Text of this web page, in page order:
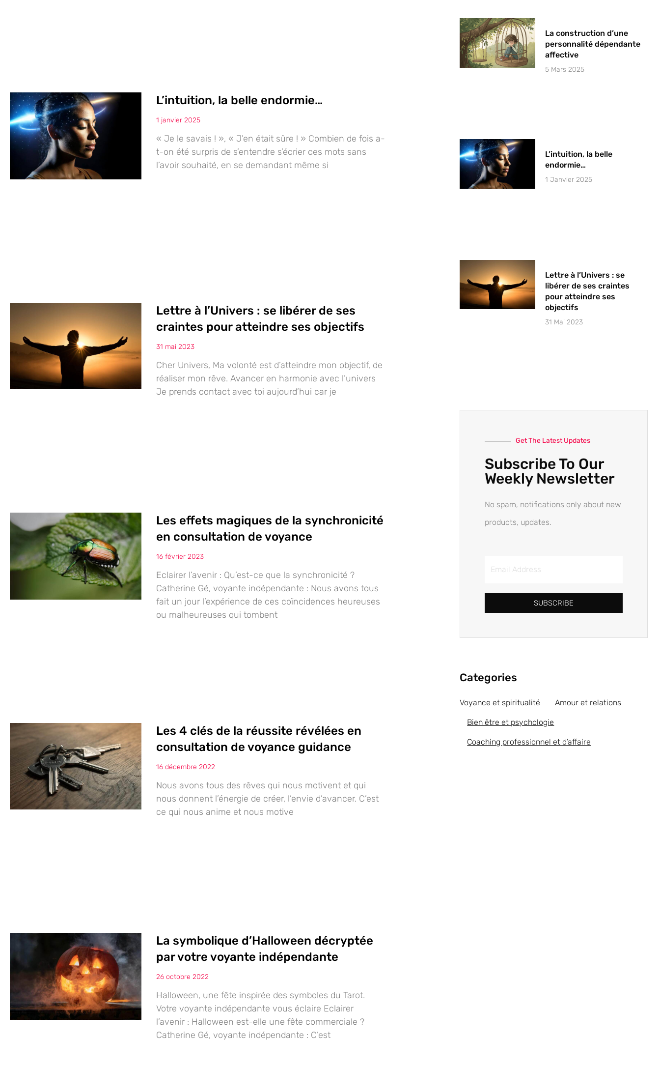
L’intuition, la belle endormie…
1 janvier 2025
« Je le savais ! », « J’en était sûre ! » Combien de fois a-
t-on été surpris de s’entendre s’écrier ces mots sans
l’avoir souhaité, en se demandant même si
Lettre à l’Univers : se libérer de ses
craintes pour atteindre ses objectifs
31 mai 2023
Cher Univers, Ma volonté est d’atteindre mon objectif, de
réaliser mon rêve. Avancer en harmonie avec l’univers
Je prends contact avec toi aujourd’hui car je
Les effets magiques de la synchronicité
en consultation de voyance
16 février 2023
Eclairer l’avenir : Qu’est-ce que la synchronicité ?
Catherine Gé, voyante indépendante : Nous avons tous
fait un jour l’expérience de ces coïncidences heureuses
ou malheureuses qui tombent
Les 4 clés de la réussite révélées en
consultation de voyance guidance
16 décembre 2022
Nous avons tous des rêves qui nous motivent et qui
nous donnent l’énergie de créer, l’envie d’avancer. C’est
ce qui nous anime et nous motive
La symbolique d’Halloween décryptée
par votre voyante indépendante
26 octobre 2022
Halloween, une fête inspirée des symboles du Tarot.
Votre voyante indépendante vous éclaire Eclairer
l’avenir : Halloween est-elle une fête commerciale ?
Catherine Gé, voyante indépendante : C’est
La construction d’une
personnalité dépendante
affective
5 Mars 2025
L’intuition, la belle
endormie…
1 Janvier 2025
Lettre à l’Univers : se
libérer de ses craintes
pour atteindre ses
objectifs
31 Mai 2023
Get The Latest Updates
Subscribe To Our
Weekly Newsletter
No spam, notifications only about new
products, updates.
SUBSCRIBE
Categories
Voyance et spiritualité Amour et relations
Bien être et psychologie
Coaching professionnel et d’affaire